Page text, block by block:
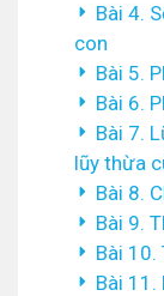
Bài 4.
con
Bài 5.
Bài 6.
Bài 7.
lũy thừa
Bài 8.
Bài 9.
Bài
Bài 11.